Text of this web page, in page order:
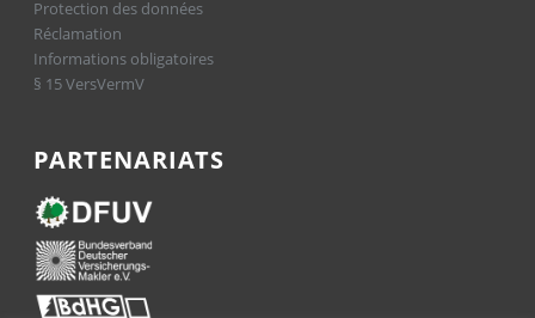
Protection des données
Réclamation
Informations obligatoires
§ 15 VersVermV
PARTENARIATS